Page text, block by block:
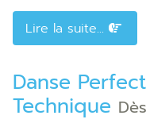
Lire la suite...
Danse Perfectionnemement
Technique